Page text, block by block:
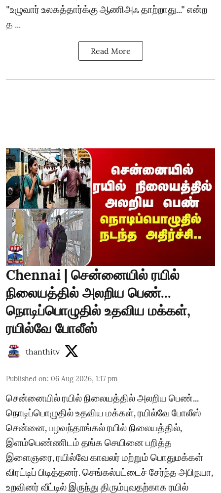
"உழுவார் உலகத்தார்க்கு ஆணிஅஃ தாற்றாது..." என்ற
த ...
Read More
Chennai | சென்னையில் ரயில்
நிலையத்தில் அலறிய பெண்...
நொடிப்பொழுதில் உதவிய மக்கள்,
ரயில்வே போலீஸ்
thanthitv
Published on: 06 Aug 2026, 1:17 pm
சென்னையில் ரயில் நிலையத்தில் அலறிய பெண்...
நொடிப்பொழுதில் உதவிய மக்கள், ரயில்வே போலீஸ்
சென்னை, பழவந்தாங்கல் ரயில் நிலையத்தில்,
இளம்பெண்ணிடம் தங்க செயினை பறித்த
இளைஞரை, ரயில்வே காவலர் மற்றும் பொதுமக்கள்
விரட்டிப் பிடித்தனர். செங்கல்பட்டைச் சேர்ந்த அபிநயா,
உறவினர் வீட்டில் இருந்து திரும்புவதற்காக ரயில்